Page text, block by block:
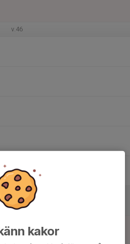
v.46
idrottshall
kakor